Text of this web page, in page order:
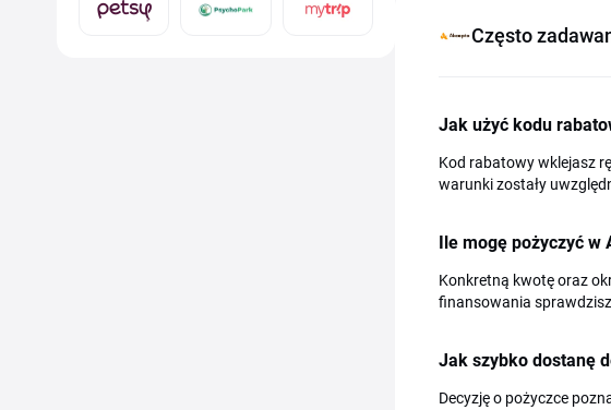
Często
Jak użyć kodu
Kod rabatowy wklejasz
warunki zostały
Ile mogę pożyczyć w
Konkretną kwotę oraz
finansowania
Jak szybko dostanę
Decyzję o pożyczce